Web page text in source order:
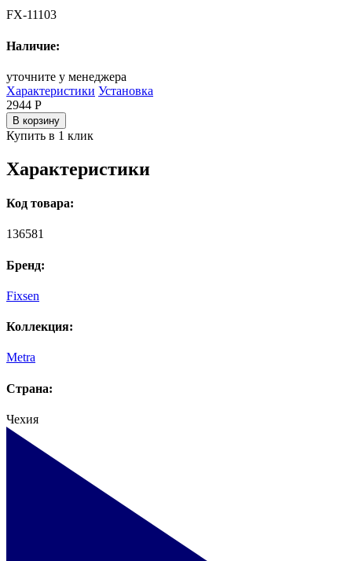
FX-11103
Наличие:
уточните у менеджера
Характеристики Установка
2944 Р
В корзину
Купить в 1 клик
Характеристики
Код товара:
136581
Бренд:
Fixsen
Коллекция:
Metra
Страна:
Чехия